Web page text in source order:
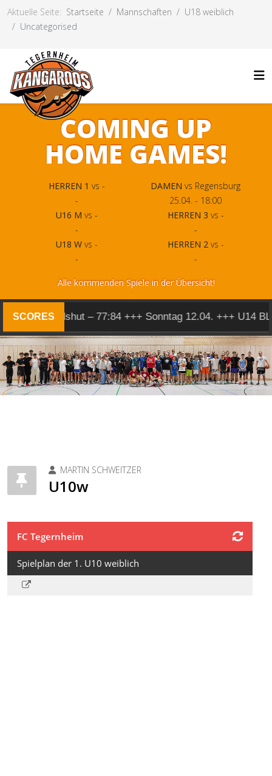
Aktuelle Seite: Startseite Mannschaften
U18 weiblich
Uncategorised
COMING UP
HOME GAMES!
HERREN 1 vs -
-
DAMEN vs Regensburg
25.04. - 18:00
U16 M vs -
-
HERREN 3 vs -
-
U18 Wvs -
-
HERREN 2vs -
-
Alle kommenden Spiele in der Übersicht!
SCORES
1 @ Landshut – 77:84 +++ Sonntag 12.04. +++ U14 BL
MARTIN SCHWEITZER
U10w